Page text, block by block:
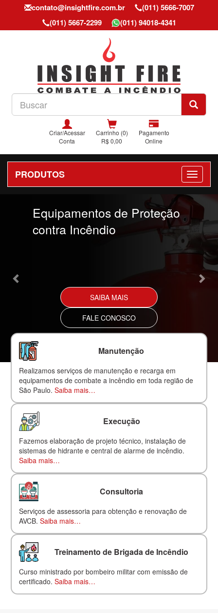
contato@insightfire.com.br
(011) 5666-7007
(011) 5667-2299
(011) 94018-4341
Criar/Acessar
Conta
Carrinho (0)
R$ 0,00
Pagamento
Online
PRODUTOS
Equipamentos de Proteção
contra Incêndio
SAIBA MAIS
FALE CONOSCO
Manutenção
Realizamos serviços de manutenção e recarga em
equipamentos de combate a incêndio em toda região de
São Paulo.Saiba mais…
Execução
Fazemos elaboração de projeto técnico, instalação de
sistemas de hidrante e central de alarme de incêndio.
Saiba mais…
Consultoria
Serviços de assessoria para obtenção e renovação de
AVCB.Saiba mais…
Treinamento de Brigada de Incêndio
Curso ministrado por bombeiro militar com emissão de
certificado.Saiba mais…